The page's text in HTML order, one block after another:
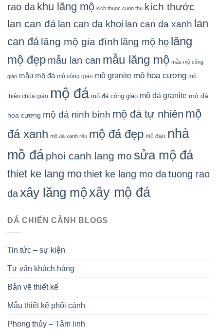
rao da khu lăng mộ kich thuoc cuon thu kích thước
lan can đá lan can da khoi lan can da xanh lan
can đá lăng mộ gia đình lăng mộ họ lăng
mộ đẹp mẫu lan can mẫu lăng mộ mẫu mộ công
giáo mẫu mộ đá mộ công giáo mộ granite mộ hoa cương mộ
thiên chúa giáo mộ đá mộ đá công giáo mộ đá granite mộ đá
hoa cương mộ đá ninh bình mộ đá tự nhiên mộ
đá xanh mộ đá xanh rêu mộ đá đẹp mộ đạo nhà
mồ đá phoi canh lang mo sửa mộ đá
thiet ke lang mothiet ke lang mo datuong rao
daxây lăng mộxây mộ đá
ĐÁ CHIẾN CẢNH BLOGS
Tin tức – sự kiện
Tư vấn khách hàng
Bản vẽ thiết kế
Mẫu thiết kế phối cảnh
Phong thủy – Tâm linh